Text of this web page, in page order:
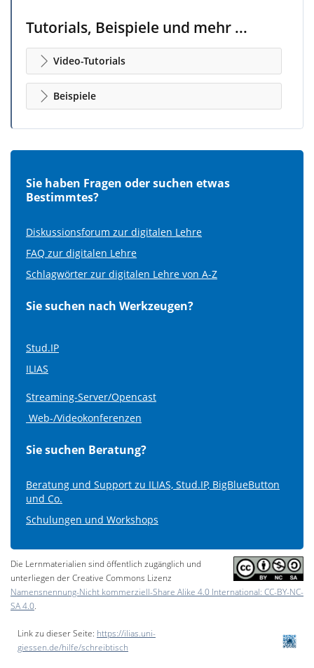
Tutorials, Beispiele und mehr ...
Video-Tutorials
Beispiele
Sie haben Fragen oder suchen etwas
Bestimmtes?
Diskussionsforum zur digitalen Lehre
FAQ zur digitalen Lehre
Schlagwörter zur digitalen Lehre von A-Z
Sie suchen nach Werkzeugen?
Stud.IP
ILIAS
Streaming-Server/Opencast
Web-/Videokonferenzen
Sie suchen Beratung?
Beratung und Support zu ILIAS, Stud.IP, BigBlueButton
und Co.
Schulungen und Workshops
Die Lernmaterialien sind öffentlich zugänglich und
unterliegen der Creative Commons Lizenz
Namensnennung-Nicht kommerziell-Share Alike 4.0 International: CC-BY-NC-
SA 4.0.
Link zu dieser Seite: https://ilias.uni-
giessen.de/hilfe/schreibtisch